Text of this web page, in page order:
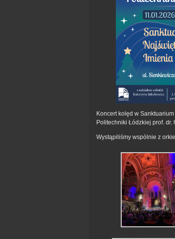
Koncert kolęd w
Politechniki Łódzkiej prof. dr.
Wystąpiliśmy wspólnie z